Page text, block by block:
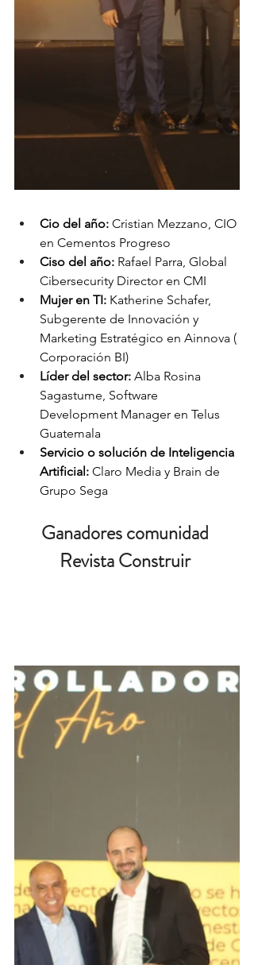
Cio del año: Cristian Mezzano, CIO
en Cementos Progreso
Ciso del año: Rafael Parra, Global
Cibersecurity Director en CMI
Mujer en TI: Katherine Schafer,
Subgerente de Innovación y
Marketing Estratégico en Ainnova (
Corporación BI)
Líder del sector: Alba Rosina
Sagastume, Software
Development Manager en Telus
Guatemala
Servicio o solución de Inteligencia
Artificial: Claro Media y Brain de
Grupo Sega
Ganadores comunidad
Revista Construir